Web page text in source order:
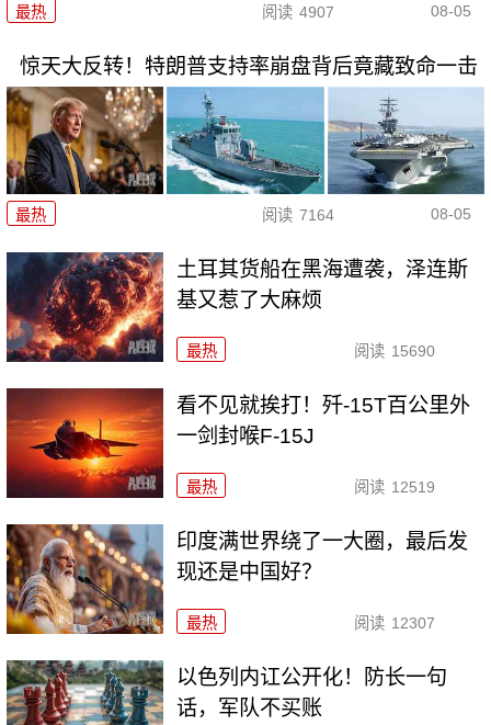
最热 阅读 4907 08-05
惊天大反转！特朗普支持率崩盘背后竟藏致命一击
最热 阅读 7164 08-05
土耳其货船在黑海遭袭，泽连斯
基又惹了大麻烦
最热 阅读 15690
看不见就挨打！歼-15T百公里外
一剑封喉F-15J
最热 阅读 12519
印度满世界绕了一大圈，最后发
现还是中国好？
最热 阅读 12307
以色列内讧公开化！防长一句
话，军队不买账